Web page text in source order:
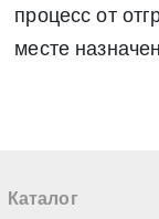
процесс от
месте
Каталог
«О